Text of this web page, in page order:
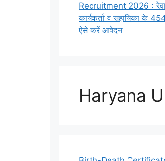
Recruitment 2026 :
कार्यकर्ता व सहायिका के
ऐसे करें आवेदन
Haryana